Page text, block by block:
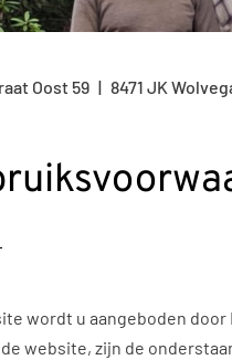
Oost 59 8471 JK
wordt u aangeboden
de website, zijn de